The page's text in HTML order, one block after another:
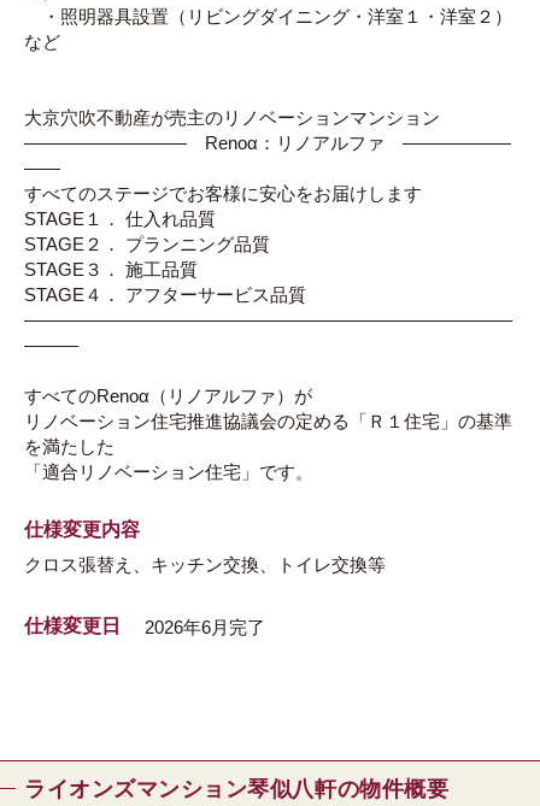
・照明器具設置（リビングダイニング・洋室１・洋室２）
など
大京穴吹不動産が売主のリノベーションマンション
――――――――― Renoα：リノアルファ ――――――
――
すべてのステージでお客様に安心をお届けします
STAGE１． 仕入れ品質
STAGE２． プランニング品質
STAGE３． 施工品質
STAGE４． アフターサービス品質
―――――――――――――――――――――――――――
―――
すべてのRenoα（リノアルファ）が
リノベーション住宅推進協議会の定める「Ｒ１住宅」の基準
を満たした
「適合リノベーション住宅」です。
仕様変更内容
クロス張替え、キッチン交換、トイレ交換等
仕様変更日 2026年6月完了
ライオンズマンション琴似八軒の物件概要